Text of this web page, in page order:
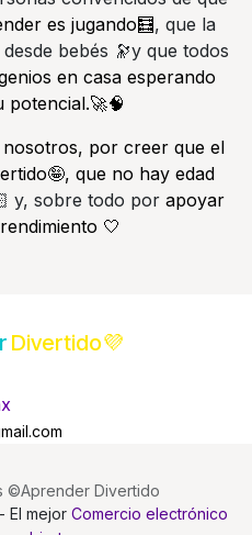
es jugando🧮, que la
bebés 🔭y que todos
en casa esperando
por creer que el
que no hay edad
y, sobre todo por apoyar
🤍
Divertido💜
©Aprender Divertido
- El mejor Comercio electrónico